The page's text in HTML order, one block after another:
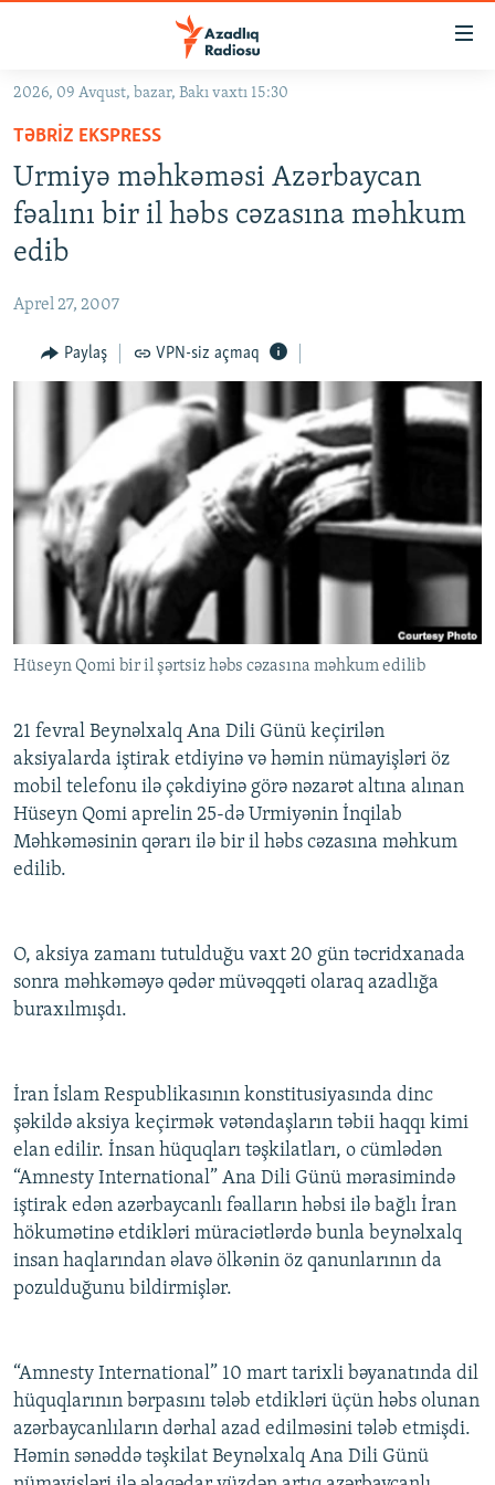
Əsas
qayıt
Əsas
naviqasiyaya
qayıt
Axtarışa
GÜNDƏM
KORRUPSIOMETR
#ƏSLINDƏ
QANUNI DOĞRU
ARAŞDIRMA
FOTOQALEREYA
İNFOQRAFIKA
KARIKATURA
RADIO ARXIV
OXU ZALI
AZƏRBAYCAN ƏDƏBIYYATI KITABXANASI
İSLAM VƏ DEMOKRATIYA
İZ - MƏDƏNIYYƏT PROQRAMI
HAQQIMIZDA
MISSIYAMIZ
PEŞƏ ETIKASI VƏ JURNALISTIKA STANDARTLARIMIZ
MATERIALLARIMIZDAN ISTIFADƏ
AZADLIQRADIOSU MOBIL TELEFONUNUZDA
BIZIMLƏ ƏLAQƏ
BIZI IZLƏ
RFE/RL-in bütün saytları
2026, 09 Avqust, bazar, Bakı vaxtı 15:30
TƏBRIZ EKSPRESS
Urmiyə məhkəməsi Azərbaycan
fəalını bir il həbs cəzasına məhkum
edib
Aprel 27, 2007
Paylaş VPN-siz açmaq
Hüseyn Qomi bir il şərtsiz həbs cəzasına məhkum edilib
21 fevral Beynəlxalq Ana Dili Günü keçirilən
aksiyalarda iştirak etdiyinə və həmin nümayişləri öz
mobil telefonu ilə çəkdiyinə görə nəzarət altına alınan
Hüseyn Qomi aprelin 25-də Urmiyənin İnqilab
Məhkəməsinin qərarı ilə bir il həbs cəzasına məhkum
edilib.
O, aksiya zamanı tutulduğu vaxt 20 gün təcridxanada
sonra məhkəməyə qədər müvəqqəti olaraq azadlığa
buraxılmışdı.
İran İslam Respublikasının konstitusiyasında dinc
şəkildə aksiya keçirmək vətəndaşların təbii haqqı kimi
elan edilir. İnsan hüquqları təşkilatları, o cümlədən
“Amnesty International” Ana Dili Günü mərasimində
iştirak edən azərbaycanlı fəalların həbsi ilə bağlı İran
hökumətinə etdikləri müraciətlərdə bunla beynəlxalq
insan haqlarından əlavə ölkənin öz qanunlarının da
pozulduğunu bildirmişlər.
“Amnesty International” 10 mart tarixli bəyanatında dil
hüquqlarının bərpasını tələb etdikləri üçün həbs olunan
azərbaycanlıların dərhal azad edilməsini tələb etmişdi.
Həmin sənəddə təşkilat Beynəlxalq Ana Dili Günü